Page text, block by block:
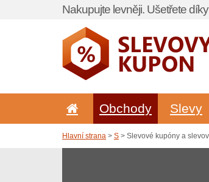
Nakupujte levněji. Ušetřete
Obchody Slevy
Hlavní strana > S > Slevové kupóny a